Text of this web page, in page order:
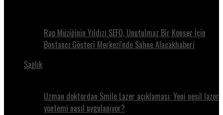
Rap Müziğinin Yıldızı SEFO, Unutulmaz Bir Konser İçin
Bostancı Gösteri Merkezi'nde Sahne Alacakhaberi
Sağlık
Uzman doktordan Smile Lazer açıklaması: Yeni nesil lazer
yöntemi nasıl uygulanıyor?